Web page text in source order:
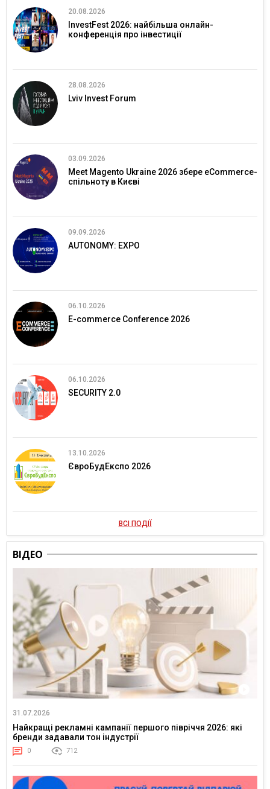
20.08.2026
InvestFest 2026: найбільша онлайн-
конференція про інвестиції
28.08.2026
Lviv Invest Forum
03.09.2026
Meet Magento Ukraine 2026 збере eCommerce-
спільноту в Києві
09.09.2026
AUTONOMY: EXPO
06.10.2026
E-commerce Conference 2026
06.10.2026
SECURITY 2.0
13.10.2026
ЄвроБудЕкспо 2026
ВСІ ПОДІЇ
ВІДЕО
31.07.2026
Найкращі рекламні кампанії першого півріччя 2026: які
бренди задавали тон індустрії
0 712